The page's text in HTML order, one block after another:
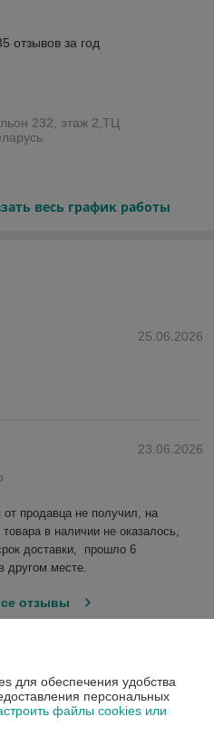
отзывов за год
232, этаж 2,ТЦ
весь график работы
25.06.2026
23.06.2026
продавца не получил, на
в наличии не оказалось,
доставки,  прошло 6
другом месте.
отзывы
для обеспечения удобства
персональных
файлы cookies или